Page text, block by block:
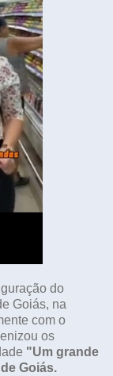
do
Goiás, na
com o
os
"Um grande
Goiás.